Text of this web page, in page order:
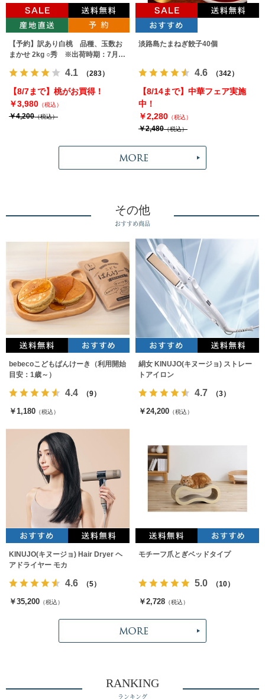
【予約】訳あり白桃 品種、玉数お
まかせ 2kg ○秀 ※出荷時期：7月下
4.1 （283）
【8/7まで】桃がお買得！
￥3,980 （税込）
￥4,200（税込）
淡路島たまねぎ餃子40個
4.6 （342）
【8/14まで】中華フェア実施
中！
￥2,280 （税込）
￥2,480（税込）
その他
おすすめ商品
bebecoこどもぱんけーき（利用開始
目安：1歳～）
4.4 （9）
￥1,180 （税込）
絹女 KINUJO(キヌージョ) ストレー
トアイロン
4.7 （3）
￥24,200 （税込）
KINUJO(キヌージョ) Hair Dryer ヘ
アドライヤー モカ
4.6 （5）
￥35,200 （税込）
モチーフ爪とぎベッドタイプ
5.0 （10）
￥2,728 （税込）
RANKING
ランキング